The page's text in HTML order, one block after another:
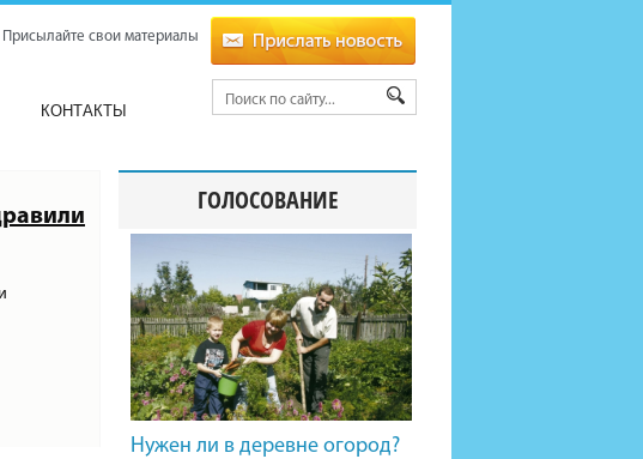
Присылайте свои материалы
КОНТАКТЫ
ГОЛОСОВАНИЕ
Нужен ли в деревне огород?